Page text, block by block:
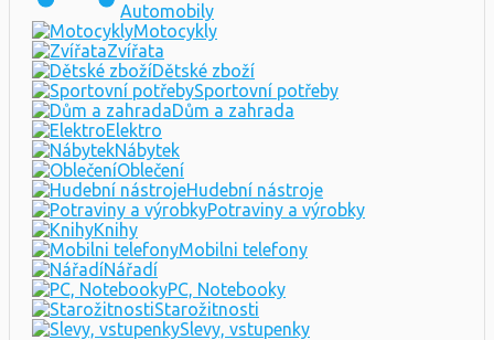
Automobily
Motocykly
Zvířata
Dětské zboží
Sportovní potřeby
Dům a zahrada
Elektro
Nábytek
Oblečení
Hudební nástroje
Potraviny a výrobky
Knihy
Mobilni telefony
Nářadí
PC, Notebooky
Starožitnosti
Slevy, vstupenky